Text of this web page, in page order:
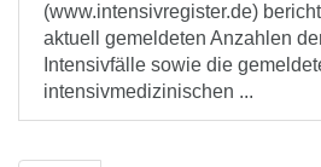
(www.intensivregister.de)
aktuell gemeldeten Anzahlen
Intensivfälle sowie die
intensivmedizinischen ...